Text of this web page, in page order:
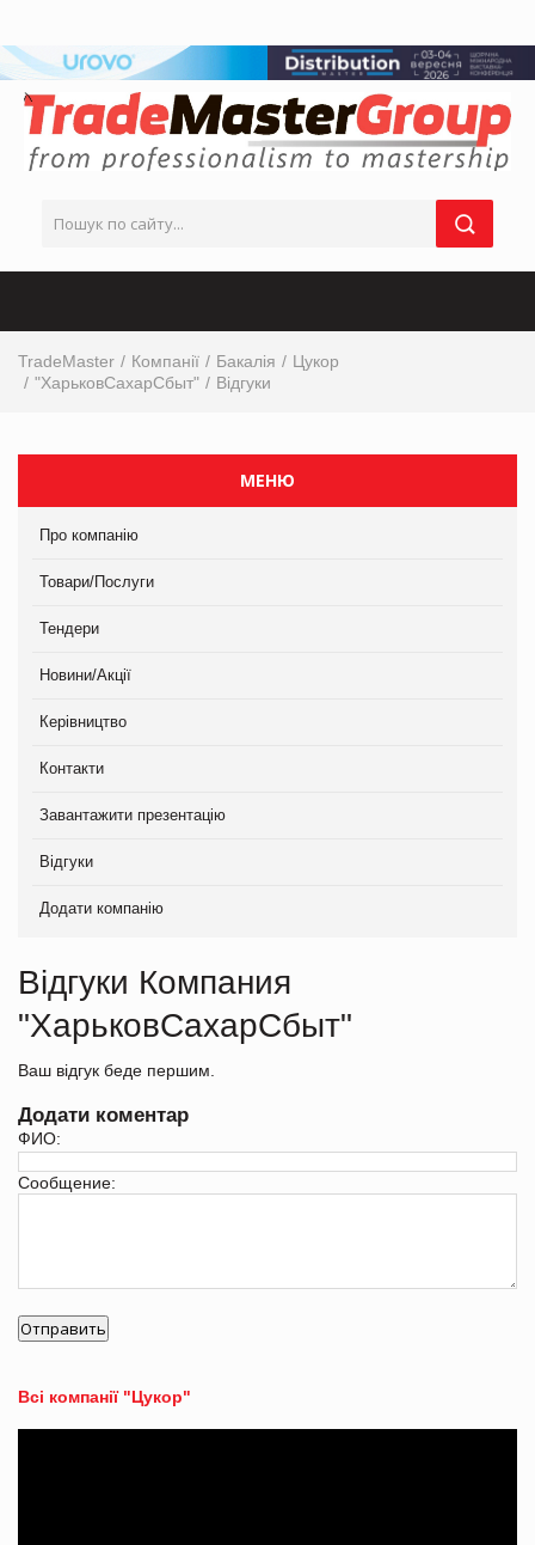
TradeMaster Компанії Бакалія
Цукор
"ХарьковСахарСбыт"
Відгуки
МЕНЮ
Про компанію
Товари/Послуги
Тендери
Новини/Акції
Керівництво
Контакти
Завантажити презентацію
Відгуки
Додати компанію
Відгуки Компания
"ХарьковСахарСбыт"
Ваш відгук беде першим.
Додати коментар
ФИО:
Сообщение:
Всі компанії "Цукор"